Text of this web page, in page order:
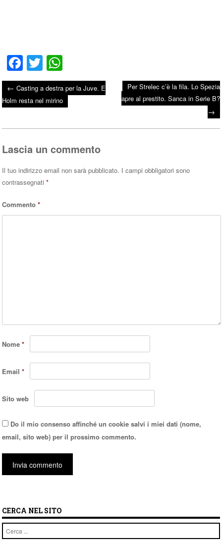
Fa
ce
bo
ok
T
wi
tte
r
ha
ts
A
pp
Post navigation
← Casting a destra per la Juve. E
Holm resta nel mirino
Per Strelec c’è la fila. Lo Spezia
apre al prestito. Sanca in Serie B?
→
Lascia un commento
Il tuo indirizzo email non sarà pubblicato. I campi obbligatori sono
contrassegnati*
Commento*
Nome*
Email*
Sito web
Do il mio consenso affinché un cookie salvi i miei dati (nome,
email, sito web) per il prossimo commento.
CERCA NEL SITO
Cerca